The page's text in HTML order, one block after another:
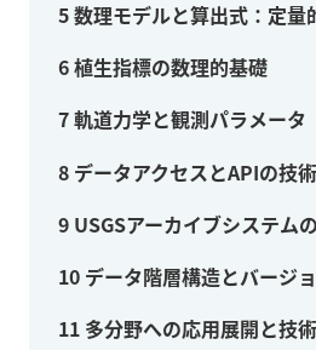
5数理モデルと算出式：定量
6植生指標の数理的基礎
7軌道力学と観測パラメータ
8 データアクセスとAPIの技
9 USGSアーカイブシステム
10 データ階層構造とバージ
11 多分野への応用展開と技